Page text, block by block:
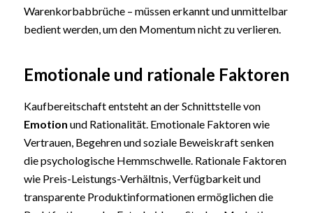
Warenkorbabbrüche – müssen erkannt und unmittelbar
bedient werden, um den Momentum nicht zu verlieren.
Emotionale und rationale Faktoren
Kaufbereitschaft entsteht an der Schnittstelle von
Emotion und Rationalität. Emotionale Faktoren wie
Vertrauen, Begehren und soziale Beweiskraft senken
die psychologische Hemmschwelle. Rationale Faktoren
wie Preis-Leistungs-Verhältnis, Verfügbarkeit und
transparente Produktinformationen ermöglichen die